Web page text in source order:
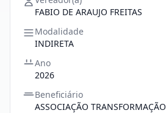
FABIO DE ARAUJO FREITAS
Modalidade
INDIRETA
Ano
2026
Beneficiário
ASSOCIAÇÃO TRANSFORMAÇÃO